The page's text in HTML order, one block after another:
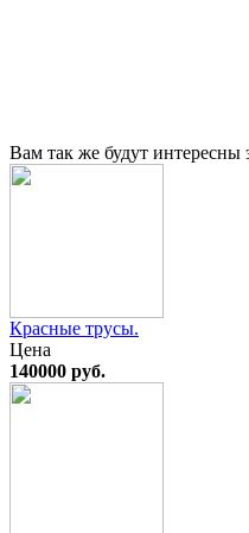
Вам так же будут интересны
Красные трусы.
Цена
140000 руб.